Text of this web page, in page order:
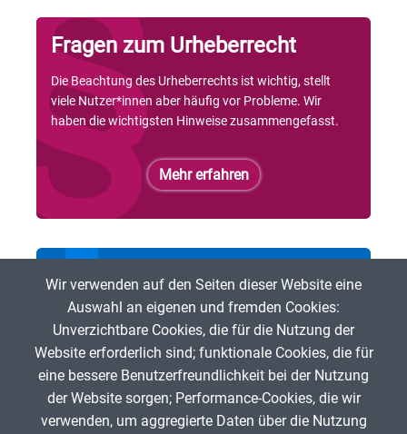
Fragen zum Urheberrecht
Die Beachtung des Urheberrechts ist wichtig, stellt
viele Nutzer*innen aber häufig vor Probleme. Wir
haben die wichtigsten Hinweise zusammengefasst.
Mehr erfahren
Bei der ZUM mitmachen
Du möchtest freie digitale Lehr- und Lerninhalte
fördern? Dann bist Du herzlich eingeladen, bei der ZUM
mitzumachen!
Mehr erfahren
Wir verwenden auf den Seiten dieser Website eine
Auswahl an eigenen und fremden Cookies:
Unverzichtbare Cookies, die für die Nutzung der
Website erforderlich sind; funktionale Cookies, die für
eine bessere Benutzerfreundlichkeit bei der Nutzung
der Website sorgen; Performance-Cookies, die wir
verwenden, um aggregierte Daten über die Nutzung